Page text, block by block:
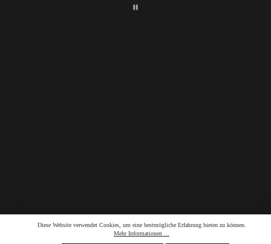
Diese Website verwendet Cookies, um eine bestmögliche Erfahrung bieten zu können.
Mehr Informationen ...